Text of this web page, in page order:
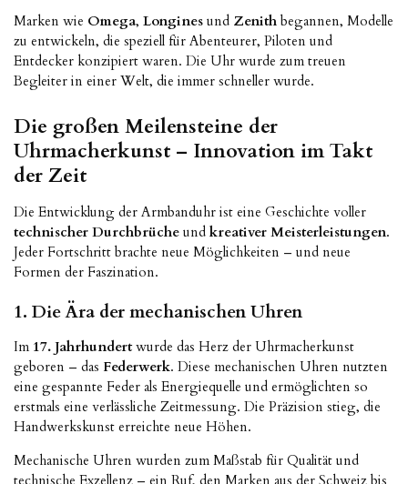
Marken wie Omega, Longines und Zenith begannen, Modelle
zu entwickeln, die speziell für Abenteurer, Piloten und
Entdecker konzipiert waren. Die Uhr wurde zum treuen
Begleiter in einer Welt, die immer schneller wurde.
Die großen Meilensteine der
Uhrmacherkunst – Innovation im Takt
der Zeit
Die Entwicklung der Armbanduhr ist eine Geschichte voller
technischer Durchbrüche und kreativer Meisterleistungen.
Jeder Fortschritt brachte neue Möglichkeiten – und neue
Formen der Faszination.
1. Die Ära der mechanischen Uhren
Im 17. Jahrhundertwurde das Herz der Uhrmacherkunst
geboren – das Federwerk. Diese mechanischen Uhren nutzten
eine gespannte Feder als Energiequelle und ermöglichten so
erstmals eine verlässliche Zeitmessung. Die Präzision stieg, die
Handwerkskunst erreichte neue Höhen.
Mechanische Uhren wurden zum Maßstab für Qualität und